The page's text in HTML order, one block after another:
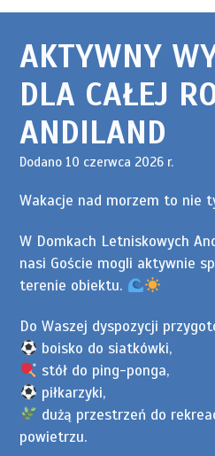
AKTYWNY
DLA CAŁEJ
ANDILAND
Dodano 10 czerwca 2026 r.
Wakacje nad morzem to nie
W Domkach Letniskowych
nasi Goście mogli aktywnie
terenie obiektu.
Do Waszej dyspozycji
boisko do siatkówki,
stół do ping-ponga,
piłkarzyki,
dużą przestrzeń do
powietrzu.